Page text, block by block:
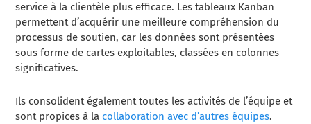
service à la clientèle plus efficace. Les tableaux Kanban
permettent d’acquérir une meilleure compréhension du
processus de soutien, car les données sont présentées
sous forme de cartes exploitables, classées en colonnes
significatives.
Ils consolident également toutes les activités de l’équipe et
sont propices à la collaboration avec d’autres équipes.